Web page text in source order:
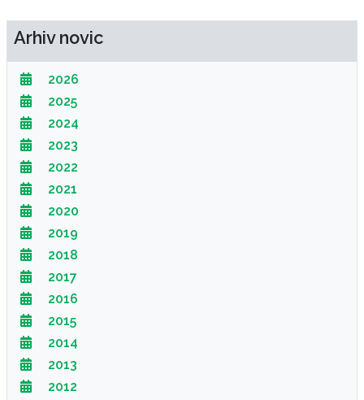
Arhiv novic
2026
2025
2024
2023
2022
2021
2020
2019
2018
2017
2016
2015
2014
2013
2012